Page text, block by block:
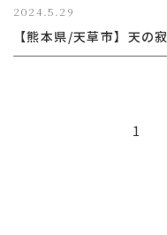
2024.5.29
【熊本県/天草市】天の寂
1